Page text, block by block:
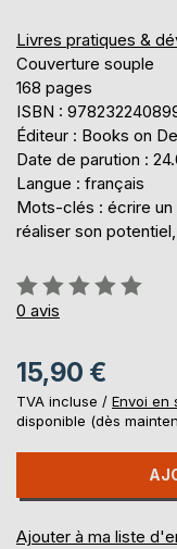
Livres pratiques &
Couverture souple
168 pages
ISBN :
Éditeur : Books on
Date de parution :
Langue : français
Mots-clés : écrire un
réaliser son
Évaluation:
0%
0 avis
15,90 €
TVA incluse / Envoi en
disponible (dès
Ajouter à ma liste